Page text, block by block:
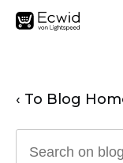
‹ To Blog